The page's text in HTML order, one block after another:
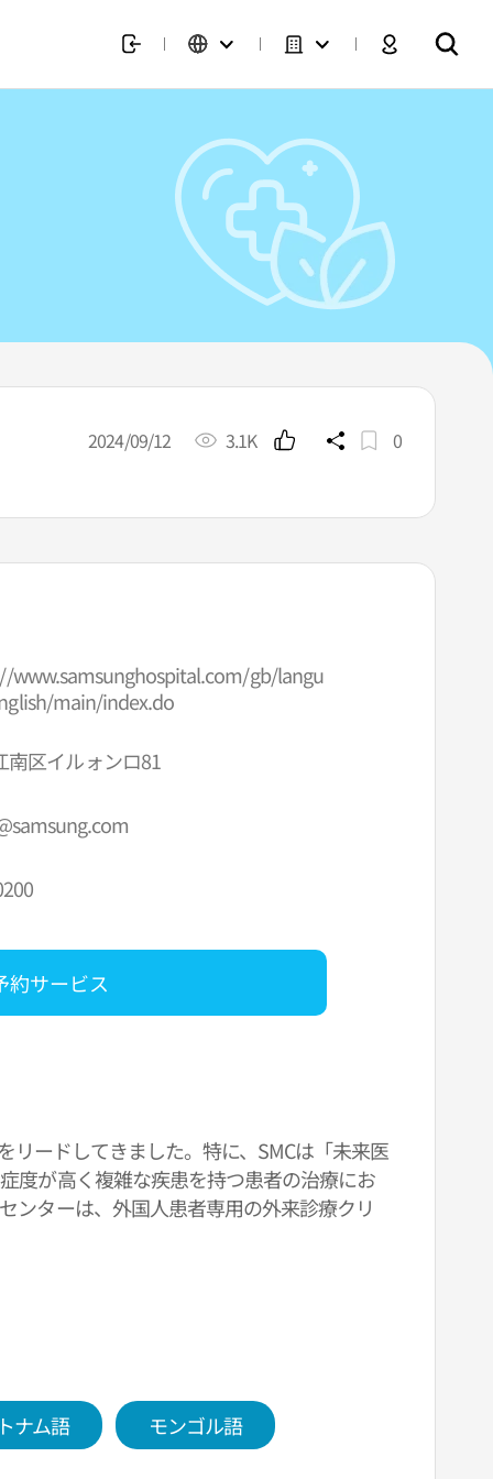
2024/09/12 3.1K 0
www.samsunghospital.com/gb/langu
main/index.do
南区イルォンロ81
約サービス
リードしてきました。特に、SMCは「未来医
度が高く複雑な疾患を持つ患者の治療にお
ンターは、外国人患者専用の外来診療クリ
ナム語 モンゴル語